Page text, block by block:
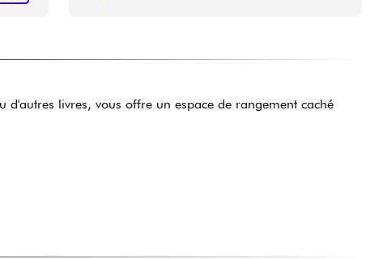
livres, vous offre un espace de rangement caché